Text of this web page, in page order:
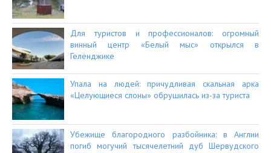
Для туристов и профессионалов: огромный
винный центр «Белый мыс» открылся в
Геленджике
Упала на людей: причудливая скальная арка
«Целующиеся слоны» обрушилась из-за туриста
Убежище благородного разбойника: в Англии
погиб могучий тысячелетний дуб Шервудского